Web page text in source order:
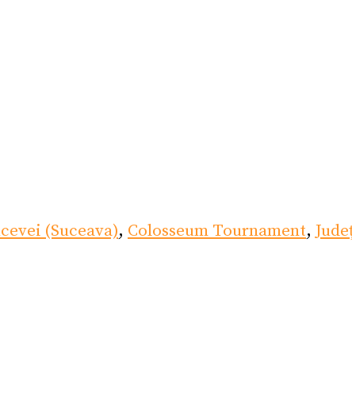
(Suceava), Colosseum Tournament,